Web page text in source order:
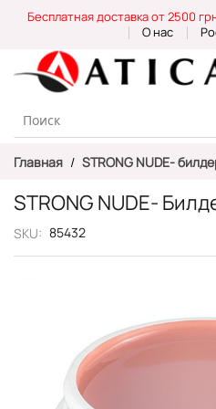
Content
Бесплатная доставка от 2500
О нас
Главная STRONG NUDE-
STRONG NUDE-
SKU 85432
галереям
изображений